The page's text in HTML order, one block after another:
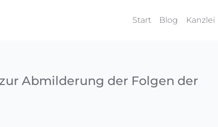
Start Blog Kanzlei
Abmilderung der Folgen der